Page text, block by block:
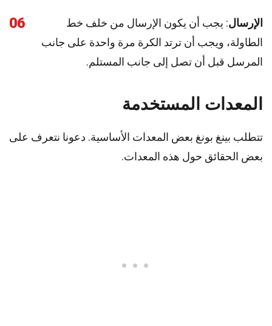
06 الإرسال: يجب أن يكون الإرسال من خلف خط
الطاولة، ويجب أن ترتد الكرة مرة واحدة على جانب
المرسل قبل أن تصل إلى جانب المستلم.
المعدات المستخدمة
تتطلب بينغ بونغ بعض المعدات الأساسية. دعونا نتعرف على
بعض الحقائق حول هذه المعدات.